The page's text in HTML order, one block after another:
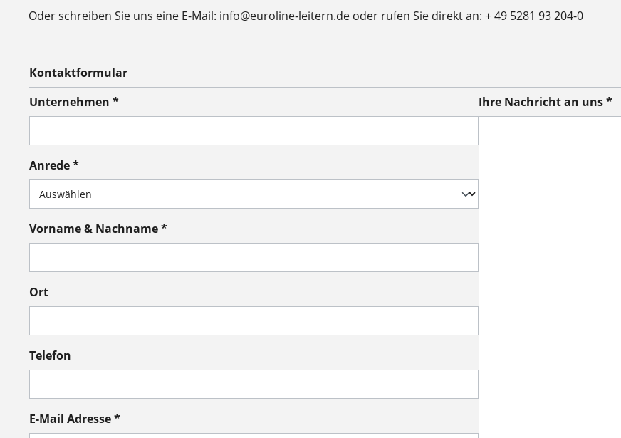
Oder schreiben Sie uns eine E-Mail: info@euroline-leitern.de oder rufen Sie direkt an: + 49 5281 93 204-0
Kontaktformular
Unternehmen *
Anrede *
Vorname & Nachname *
Ort
Telefon
E-Mail Adresse *
Ihre Nachricht an uns *